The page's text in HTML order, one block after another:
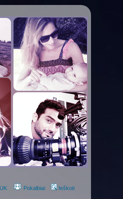
Pokalbiai Ieškoti